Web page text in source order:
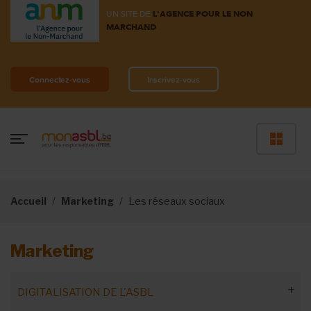
UN SITE DE L'AGENCE POUR LE NON
MARCHAND
Connectez-vous Inscrivez-vous
Accueil Marketing Les réseaux sociaux
Marketing
DIGITALISATION DE L'ASBL